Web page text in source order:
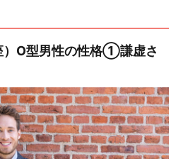
）O型男性の性格①謙虚さ